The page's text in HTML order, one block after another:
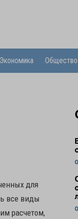
Экономика Общество
для
все виды
расчетом,